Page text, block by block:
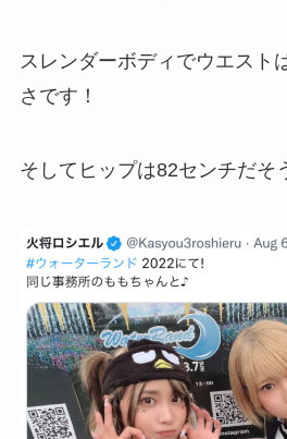
スレンダーボディでウエスト
さです！
そしてヒップは82センチだそ